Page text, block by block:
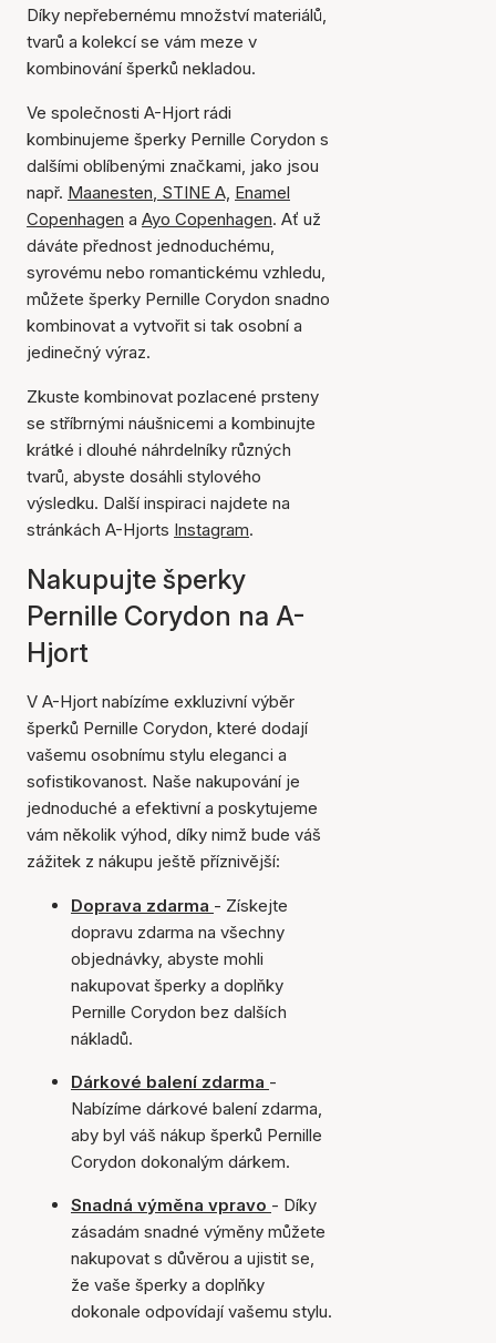
Díky nepřebernému množství materiálů,
tvarů a kolekcí se vám meze v
kombinování šperků nekladou.
Ve společnosti A-Hjort rádi
kombinujeme šperky Pernille Corydon s
dalšími oblíbenými značkami, jako jsou
např. Maanesten, STINE A, Enamel
Copenhagen a Ayo Copenhagen. Ať už
dáváte přednost jednoduchému,
syrovému nebo romantickému vzhledu,
můžete šperky Pernille Corydon snadno
kombinovat a vytvořit si tak osobní a
jedinečný výraz.
Zkuste kombinovat pozlacené prsteny
se stříbrnými náušnicemi a kombinujte
krátké i dlouhé náhrdelníky různých
tvarů, abyste dosáhli stylového
výsledku. Další inspiraci najdete na
stránkách A-Hjorts Instagram.
Nakupujte šperky
Pernille Corydon na A-
Hjort
V A-Hjort nabízíme exkluzivní výběr
šperků Pernille Corydon, které dodají
vašemu osobnímu stylu eleganci a
sofistikovanost. Naše nakupování je
jednoduché a efektivní a poskytujeme
vám několik výhod, díky nimž bude váš
zážitek z nákupu ještě příznivější:
Doprava zdarma - Získejte
dopravu zdarma na všechny
objednávky, abyste mohli
nakupovat šperky a doplňky
Pernille Corydon bez dalších
nákladů.
Dárkové balení zdarma -
Nabízíme dárkové balení zdarma,
aby byl váš nákup šperků Pernille
Corydon dokonalým dárkem.
Snadná výměna vpravo - Díky
zásadám snadné výměny můžete
nakupovat s důvěrou a ujistit se,
že vaše šperky a doplňky
dokonale odpovídají vašemu stylu.